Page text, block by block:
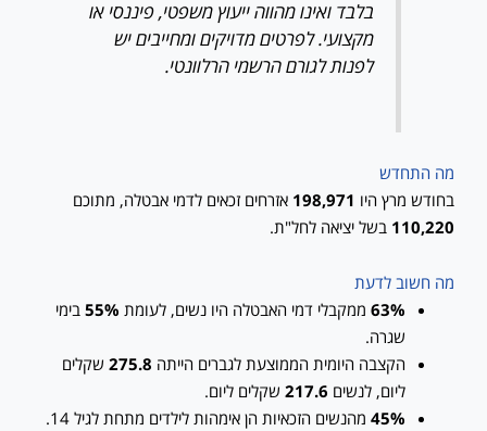
בלבד ואינו מהווה ייעוץ משפטי, פיננסי או
מקצועי. לפרטים מדויקים ומחייבים יש
לפנות לגורם הרשמי הרלוונטי.
מה התחדש
בחודש מרץ היו 198,971 אזרחים זכאים לדמי אבטלה, מתוכם
110,220 בשל יציאה לחל"ת.
מה חשוב לדעת
63% ממקבלי דמי האבטלה היו נשים, לעומת 55% בימי
שגרה.
הקצבה היומית הממוצעת לגברים הייתה 275.8 שקלים
ליום, לנשים 217.6 שקלים ליום.
45% מהנשים הזכאיות הן אימהות לילדים מתחת לגיל 14.